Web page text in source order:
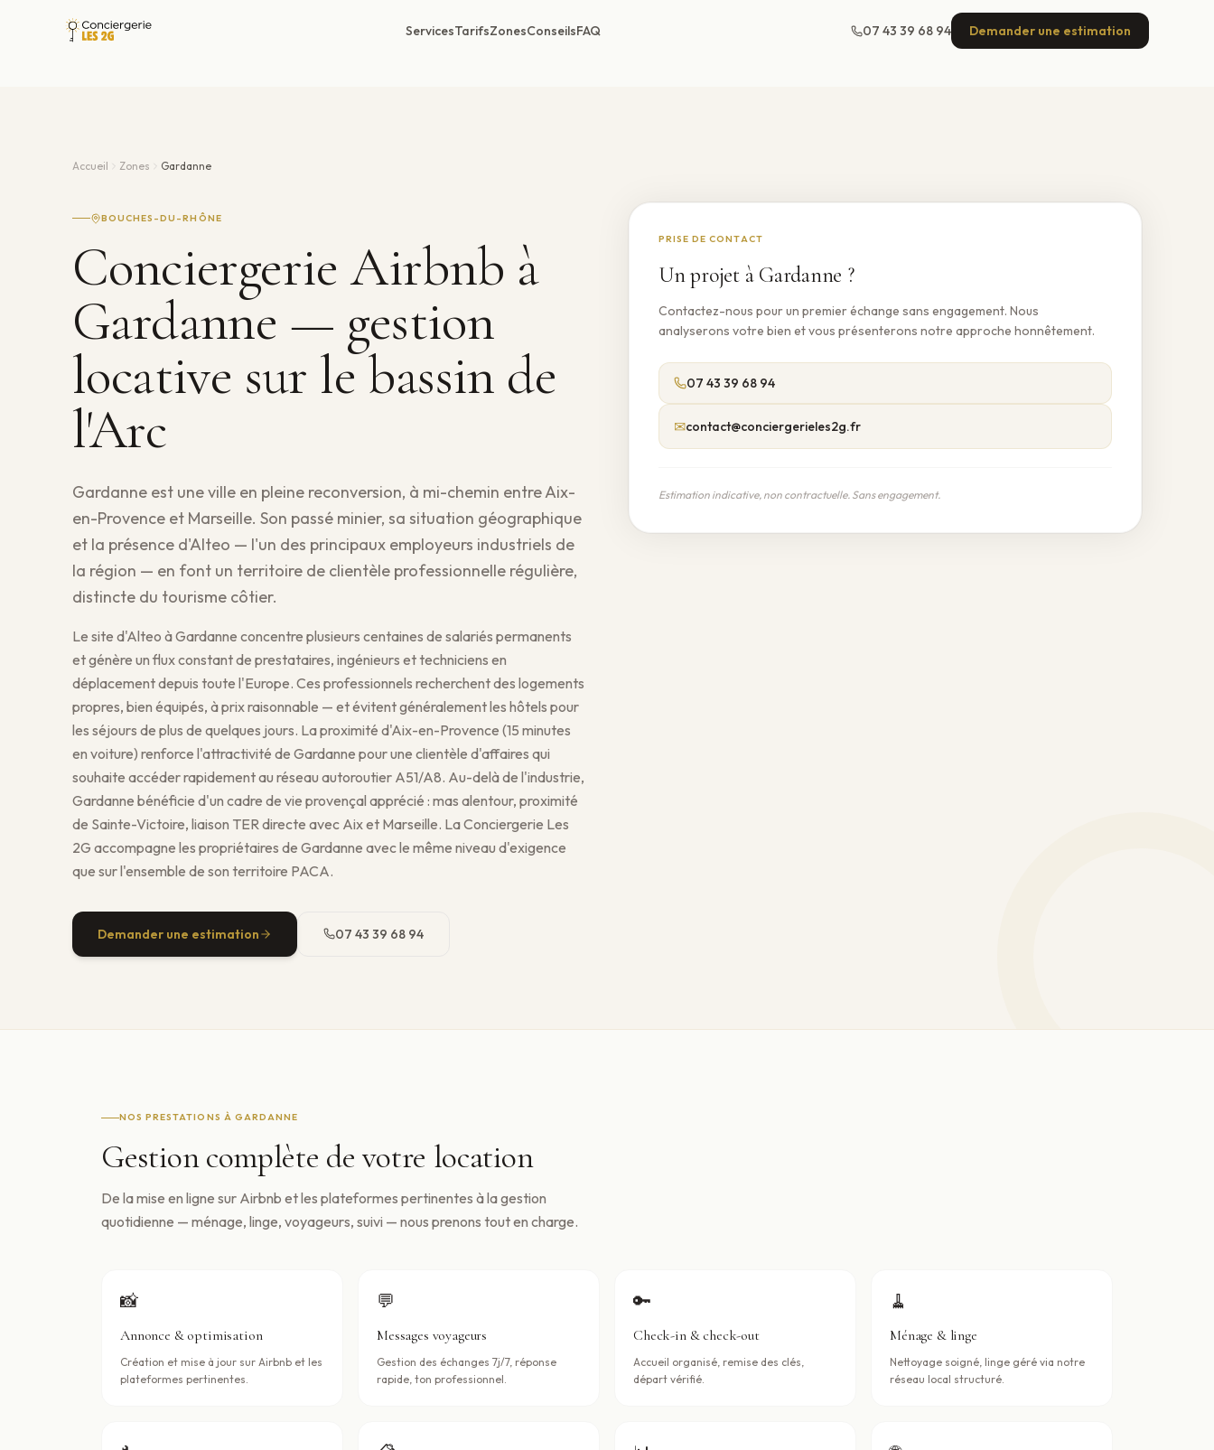
ServicesTarifsZonesConseilsFAQ 07 43 39 68 94 Demander une estimation
Accueil Zones Gardanne
BOUCHES-DU-RHÔNE
Conciergerie Airbnb à
Gardanne — gestion
locative sur le bassin de
l'Arc
Gardanne est une ville en pleine reconversion, à mi-chemin entre Aix-
en-Provence et Marseille. Son passé minier, sa situation géographique
et la présence d'Alteo — l'un des principaux employeurs industriels de
la région — en font un territoire de clientèle professionnelle régulière,
distincte du tourisme côtier.
Le site d'Alteo à Gardanne concentre plusieurs centaines de salariés permanents
et génère un flux constant de prestataires, ingénieurs et techniciens en
déplacement depuis toute l'Europe. Ces professionnels recherchent des logements
propres, bien équipés, à prix raisonnable — et évitent généralement les hôtels pour
les séjours de plus de quelques jours. La proximité d'Aix-en-Provence (15 minutes
en voiture) renforce l'attractivité de Gardanne pour une clientèle d'affaires qui
souhaite accéder rapidement au réseau autoroutier A51/A8. Au-delà de l'industrie,
Gardanne bénéficie d'un cadre de vie provençal apprécié : mas alentour, proximité
de Sainte-Victoire, liaison TER directe avec Aix et Marseille. La Conciergerie Les
2G accompagne les propriétaires de Gardanne avec le même niveau d'exigence
que sur l'ensemble de son territoire PACA.
Demander une estimation 07 43 39 68 94
PRISE DE CONTACT
Un projet à Gardanne ?
Contactez-nous pour un premier échange sans engagement. Nous
analyserons votre bien et vous présenterons notre approche honnêtement.
07 43 39 68 94
✉contact@conciergerieles2g.fr
Estimation indicative, non contractuelle. Sans engagement.
NOS PRESTATIONS À GARDANNE
Gestion complète de votre location
De la mise en ligne sur Airbnb et les plateformes pertinentes à la gestion
quotidienne — ménage, linge, voyageurs, suivi — nous prenons tout en charge.
📸
Annonce & optimisation
Création et mise à jour sur Airbnb et les
plateformes pertinentes.
💬
Messages voyageurs
Gestion des échanges 7j/7, réponse
rapide, ton professionnel.
🔑
Check-in & check-out
Accueil organisé, remise des clés,
départ vérifié.
🧹
Ménage & linge
Nettoyage soigné, linge géré via notre
réseau local structuré.